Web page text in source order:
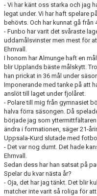
- Vi har känt oss starka och jag
legat under. Vi har haft spelare
behövts. Och har kunnat gå från
- Funbo har varit det svåraste
uddamålsvinster men mest för
Ehrnvall.
I honom har Almunge haft en
blir Upplands bäste målskytt.
han prickat in 36 mål under
Imponerande med tanke på att
anslöt till laget under fjolåret.
- Polare till mig från gymnasiet
halva förra säsongen. Då
började jag som
ändra i formationen, säger 21-
Uppsala-Kurd slutade med
- Det var nog dumt. Det hade
Ehrnvall.
Sedan dess har han satsat på
Spelar du kvar nästa år?
- Oja, det har jag tänkt. Det blir
matcher inte varit så roliga för